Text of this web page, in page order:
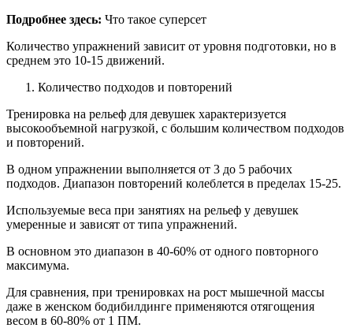
Подробнее здесь: Что такое суперсет
Количество упражнений зависит от уровня подготовки, но в
среднем это 10-15 движений.
Количество подходов и повторений
Тренировка на рельеф для девушек характеризуется
высокообъемной нагрузкой, с большим количеством подходов
и повторений.
В одном упражнении выполняется от 3 до 5 рабочих
подходов. Диапазон повторений колеблется в пределах 15-25.
Используемые веса при занятиях на рельеф у девушек
умеренные и зависят от типа упражнений.
В основном это диапазон в 40-60% от одного повторного
максимума.
Для сравнения, при тренировках на рост мышечной массы
даже в женском бодибилдинге применяются отягощения
весом в 60-80% от 1 ПМ.